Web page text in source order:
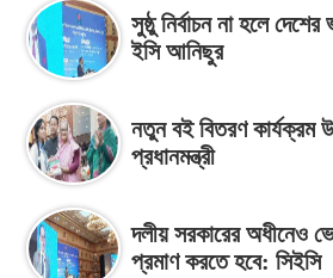
সুষ্ঠু নির্বাচন না হলে
ইসি আনিছুর
নতুন বই বিতরণ কার্যক্রম
প্রধানমন্ত্রী
দলীয় সরকারের অধীনেও
প্রমাণ করতে হবে: সিইসি